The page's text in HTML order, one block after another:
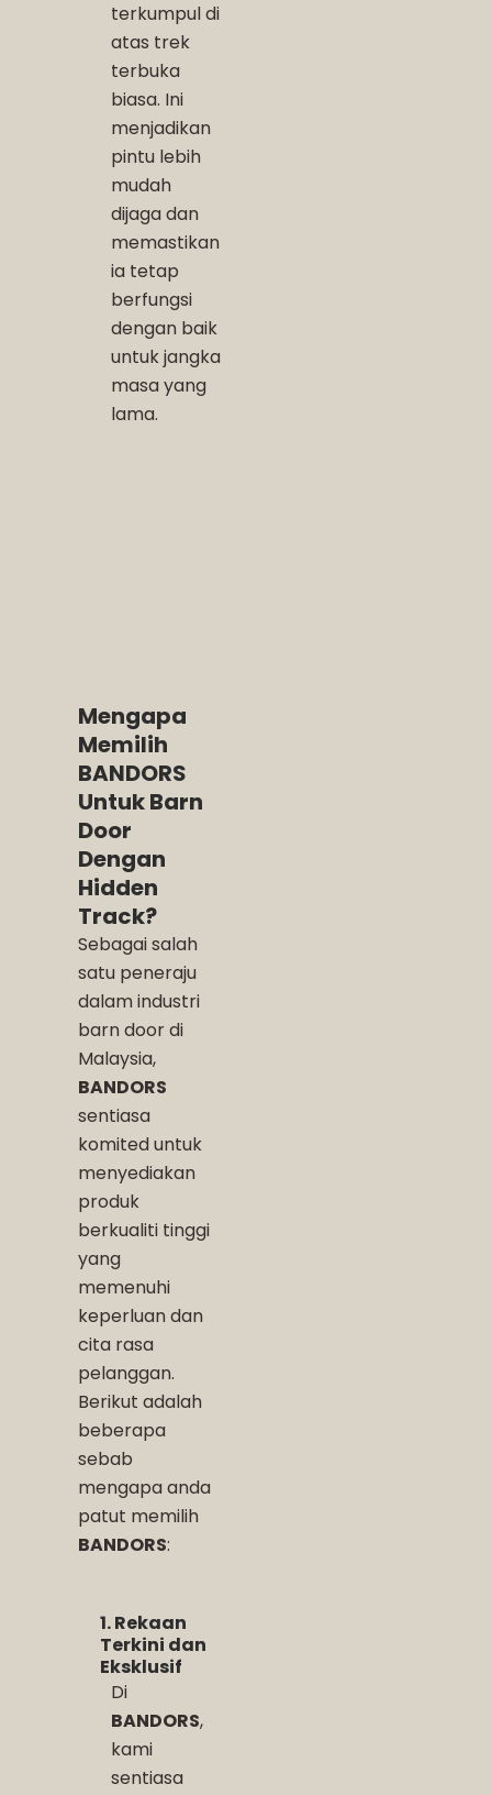
terkumpul di
atas trek
terbuka
biasa. Ini
menjadikan
pintu lebih
mudah
dijaga dan
memastikan
ia tetap
berfungsi
dengan baik
untuk jangka
masa yang
lama.
Mengapa
Memilih
BANDORS
Untuk Barn
Door
Dengan
Hidden
Track?
Sebagai salah
satu peneraju
dalam industri
barn door di
Malaysia,
BANDORS
sentiasa
komited untuk
menyediakan
produk
berkualiti tinggi
yang
memenuhi
keperluan dan
cita rasa
pelanggan.
Berikut adalah
beberapa
sebab
mengapa anda
patut memilih
BANDORS:
1. Rekaan
Terkini dan
Eksklusif
Di
BANDORS,
kami
sentiasa